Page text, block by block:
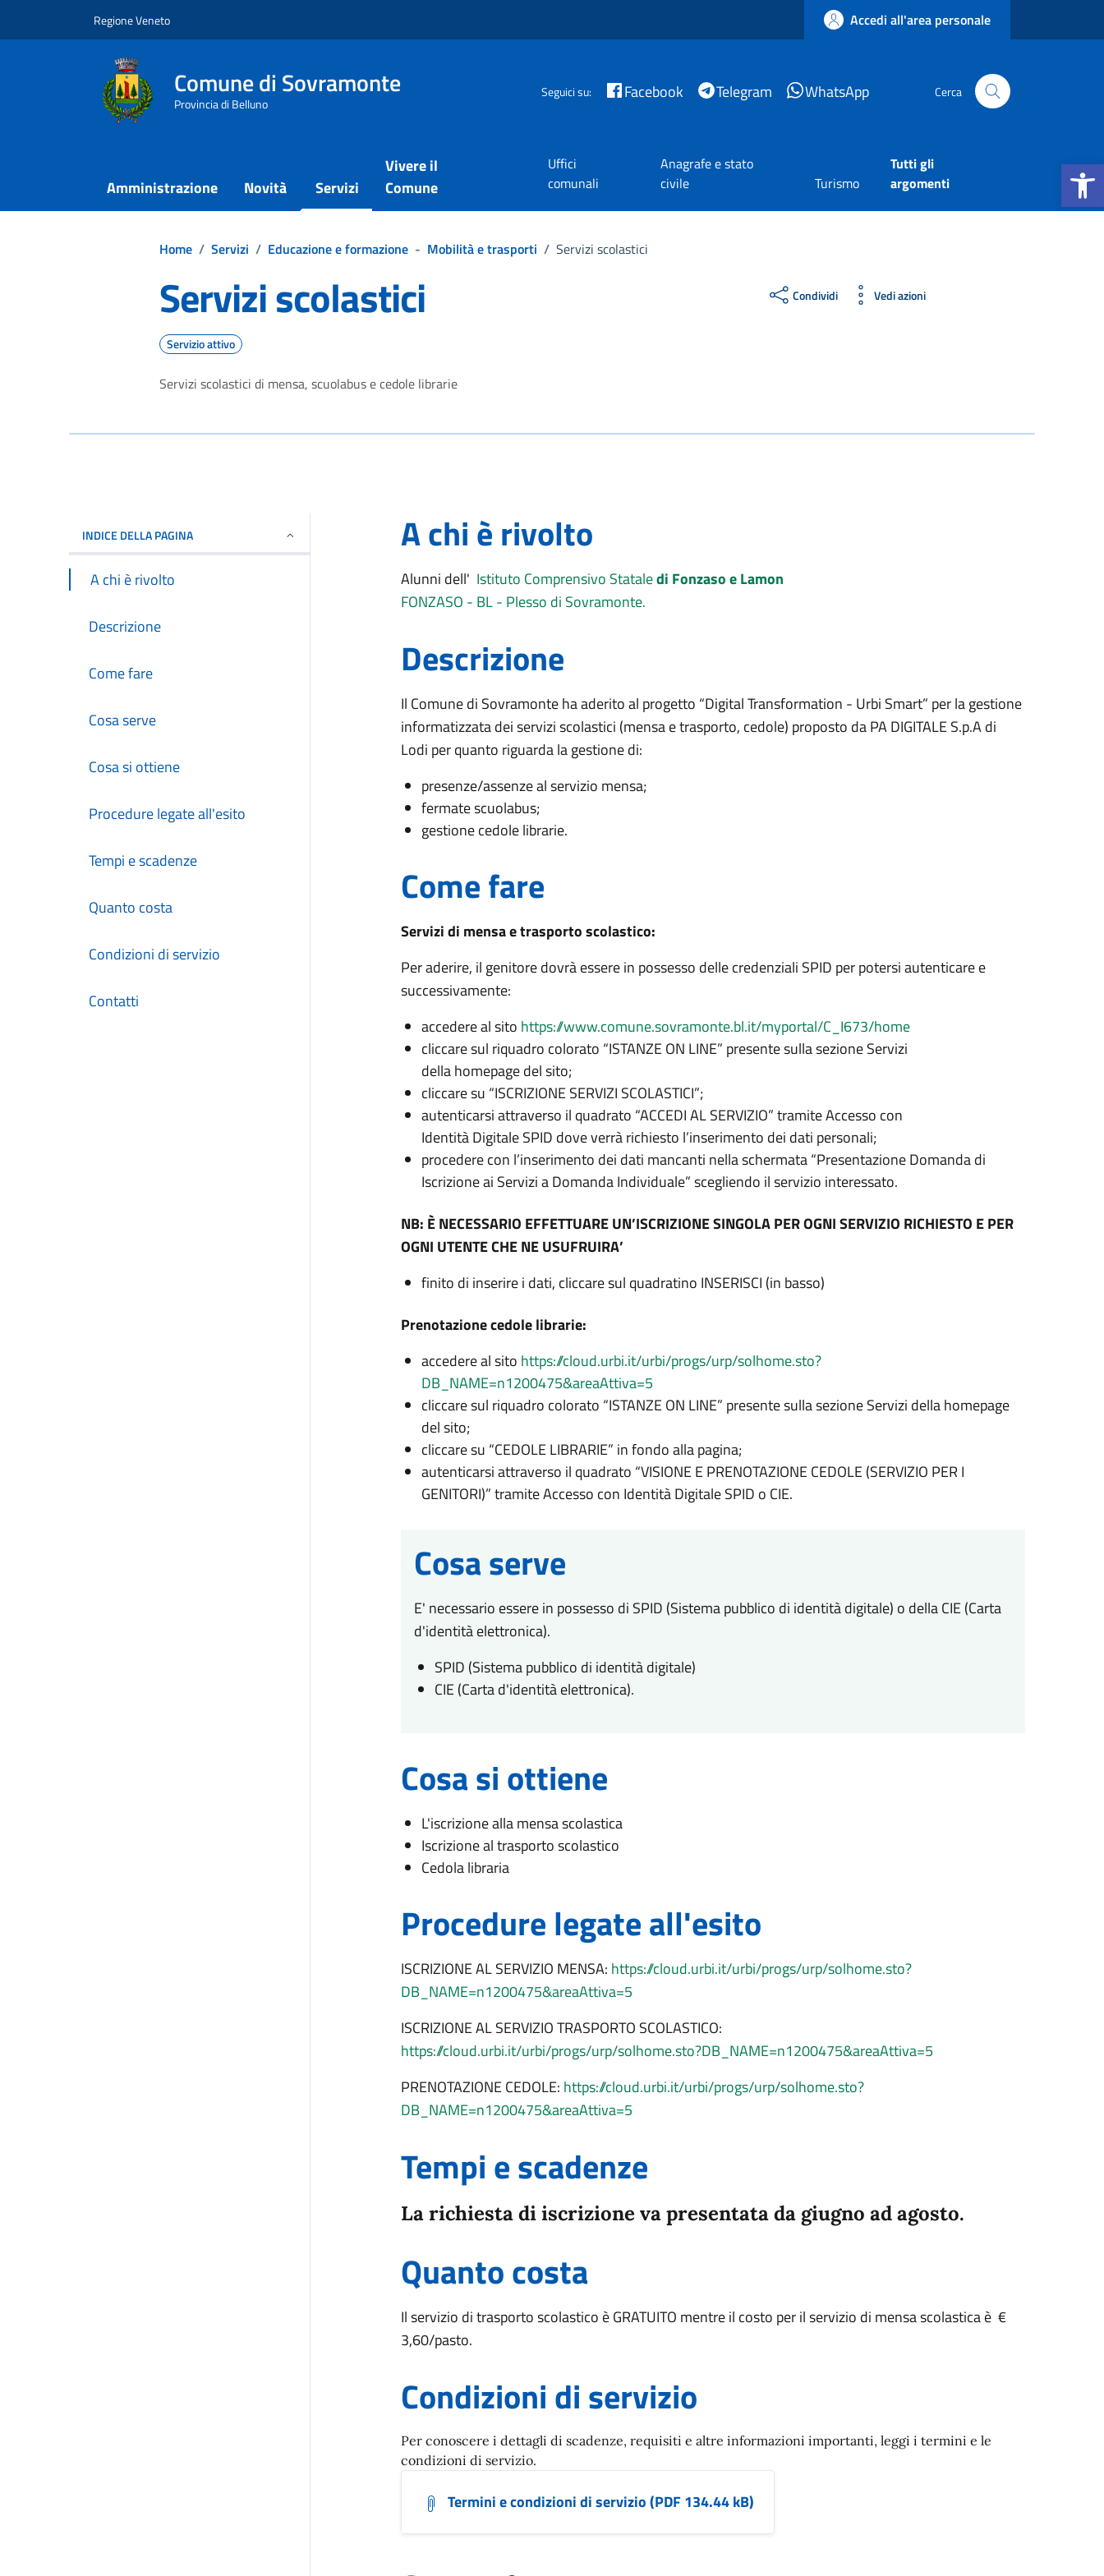
Apri la
Regione Veneto Accedi all'area personale
Comune di Sovramonte
Provincia di Belluno
Seguici su: Facebook Telegram WhatsApp Cerca
Amministrazione Novità Servizi
Vivere il
Comune
Uffici
comunali
Anagrafe e stato
civile
Turismo
Tutti gli
argomenti
Home / Servizi / Educazione e formazione - Mobilità e trasporti / Servizi scolastici
Servizi scolastici
Servizio attivo
Servizi scolastici di mensa, scuolabus e cedole librarie
Condividi Vedi azioni
INDICE DELLA PAGINA
A chi è rivolto
Descrizione
Come fare
Cosa serve
Cosa si ottiene
Procedure legate all'esito
Tempi e scadenze
Quanto costa
Condizioni di servizio
Contatti
A chi è rivolto
Alunni dell' Istituto Comprensivo Stataledi Fonzaso e Lamon
FONZASO - BL - Plesso di Sovramonte.
Descrizione
Il Comune di Sovramonte ha aderito al progetto “Digital Transformation - Urbi Smart” per la gestione
informatizzata dei servizi scolastici (mensa e trasporto, cedole) proposto da PA DIGITALE S.p.A di
Lodi per quanto riguarda la gestione di:
presenze/assenze al servizio mensa;
fermate scuolabus;
gestione cedole librarie.
Come fare
Servizi di mensa e trasporto scolastico:
Per aderire, il genitore dovrà essere in possesso delle credenziali SPID per potersi autenticare e
successivamente:
accedere al sito https://www.comune.sovramonte.bl.it/myportal/C_I673/home
cliccare sul riquadro colorato “ISTANZE ON LINE” presente sulla sezione Servizi
della homepage del sito;
cliccare su “ISCRIZIONE SERVIZI SCOLASTICI”;
autenticarsi attraverso il quadrato “ACCEDI AL SERVIZIO” tramite Accesso con
Identità Digitale SPID dove verrà richiesto l’inserimento dei dati personali;
procedere con l’inserimento dei dati mancanti nella schermata “Presentazione Domanda di
Iscrizione ai Servizi a Domanda Individuale” scegliendo il servizio interessato.
NB: È NECESSARIO EFFETTUARE UN’ISCRIZIONE SINGOLA PER OGNI SERVIZIO RICHIESTO E PER
OGNI UTENTE CHE NE USUFRUIRA’
finito di inserire i dati, cliccare sul quadratino INSERISCI (in basso)
Prenotazione cedole librarie:
accedere al sito https://cloud.urbi.it/urbi/progs/urp/solhome.sto?
DB_NAME=n1200475&areaAttiva=5
cliccare sul riquadro colorato “ISTANZE ON LINE” presente sulla sezione Servizi della homepage
del sito;
cliccare su “CEDOLE LIBRARIE” in fondo alla pagina;
autenticarsi attraverso il quadrato “VISIONE E PRENOTAZIONE CEDOLE (SERVIZIO PER I
GENITORI)” tramite Accesso con Identità Digitale SPID o CIE.
Cosa serve
E' necessario essere in possesso di SPID (Sistema pubblico di identità digitale) o della CIE (Carta
d'identità elettronica).
SPID (Sistema pubblico di identità digitale)
CIE (Carta d'identità elettronica).
Cosa si ottiene
L'iscrizione alla mensa scolastica
Iscrizione al trasporto scolastico
Cedola libraria
Procedure legate all'esito
ISCRIZIONE AL SERVIZIO MENSA: https://cloud.urbi.it/urbi/progs/urp/solhome.sto?
DB_NAME=n1200475&areaAttiva=5
ISCRIZIONE AL SERVIZIO TRASPORTO SCOLASTICO:
https://cloud.urbi.it/urbi/progs/urp/solhome.sto?DB_NAME=n1200475&areaAttiva=5
PRENOTAZIONE CEDOLE: https://cloud.urbi.it/urbi/progs/urp/solhome.sto?
DB_NAME=n1200475&areaAttiva=5
Tempi e scadenze
La richiesta di iscrizione va presentata da giugno ad agosto.
Quanto costa
Il servizio di trasporto scolastico è GRATUITO mentre il costo per il servizio di mensa scolastica è €
3,60/pasto.
Condizioni di servizio
Per conoscere i dettagli di scadenze, requisiti e altre informazioni importanti, leggi i termini e le
condizioni di servizio.
Termini e condizioni di servizio (PDF 134.44 kB)